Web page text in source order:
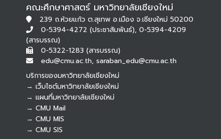
คณะศึกษาศาสตร์ มหาวิทยาลัยเชียงใหม่
239 ถ.ห้วยแก้ว ต.สุเทพ อ.เมือง จ.เชียงใหม่ 50200
0-5394-4272 (ประชาสัมพันธ์), 0-5394-4209
(สารบรรณ)
0-5322-1283 (สารบรรณ)
edu@cmu.ac.th, saraban_edu@cmu.ac.th
บริการของมหาวิทยาลัยเชียงใหม่
→ เว็บไซต์มหาวิทยาลัยเชียงใหม่
→ แผนที่มหาวิทยาลัยเชียงใหม่
→ CMU Mail
→ CMU MIS
→ CMU SIS
Botnoi Assistant
Connecting…